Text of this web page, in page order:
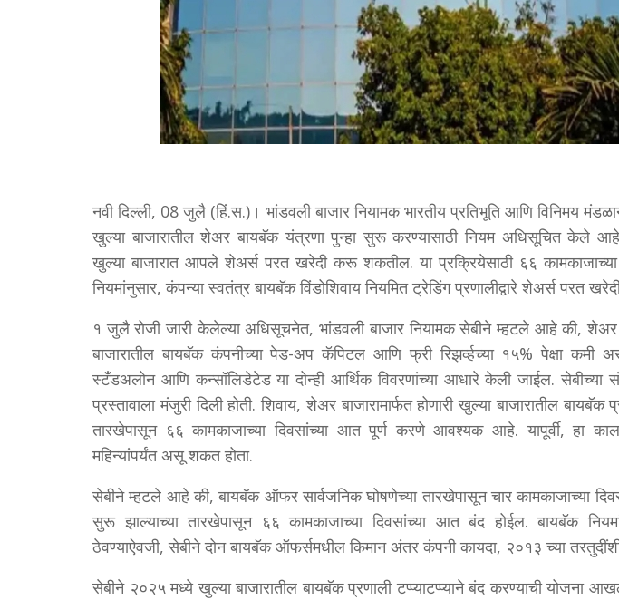
नवी दिल्ली, 08 जुलै (हिं.स.)। भांडवली बाजार नियामक भारतीय प्रतिभूति आणि विनिमय
खुल्या बाजारातील शेअर बायबॅक यंत्रणा पुन्हा सुरू करण्यासाठी नियम अधिसूचित केले
खुल्या बाजारात आपले शेअर्स परत खरेदी करू शकतील. या प्रक्रियेसाठी ६६
नियमांनुसार, कंपन्या स्वतंत्र बायबॅक विंडोशिवाय नियमित ट्रेडिंग प्रणालीद्वारे शेअर्स परत
१ जुलै रोजी जारी केलेल्या अधिसूचनेत, भांडवली बाजार नियामक सेबीने म्हटले आहे की, शेअर
बाजारातील बायबॅक कंपनीच्या पेड-अप कॅपिटल आणि फ्री रिझर्व्हच्या १५% पेक्षा कमी
स्टँडअलोन आणि कन्सॉलिडेटेड या दोन्ही आर्थिक विवरणांच्या आधारे केली जाईल.
प्रस्तावाला मंजुरी दिली होती. शिवाय, शेअर बाजारामार्फत होणारी खुल्या बाजारातील
तारखेपासून ६६ कामकाजाच्या दिवसांच्या आत पूर्ण करणे आवश्यक आहे. यापूर्वी, हा
महिन्यांपर्यंत असू शकत होता.
सेबीने म्हटले आहे की, बायबॅक ऑफर सार्वजनिक घोषणेच्या तारखेपासून चार कामकाजाच्या
सुरू झाल्याच्या तारखेपासून ६६ कामकाजाच्या दिवसांच्या आत बंद होईल. बायबॅक
ठेवण्याऐवजी, सेबीने दोन बायबॅक ऑफर्समधील किमान अंतर कंपनी कायदा, २०१३ च्या
सेबीने २०२५ मध्ये खुल्या बाजारातील बायबॅक प्रणाली टप्प्याटप्प्याने बंद करण्याची योजना